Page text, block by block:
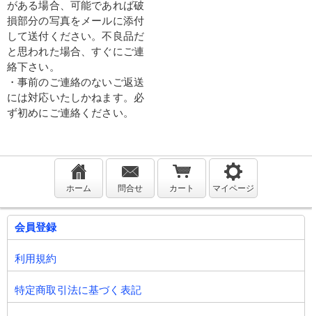
がある場合、可能であれば破
損部分の写真をメールに添付
して送付ください。不良品だ
と思われた場合、すぐにご連
絡下さい。
・事前のご連絡のないご返送
には対応いたしかねます。必
ず初めにご連絡ください。
ホーム 問合せ カート マイページ
会員登録
利用規約
特定商取引法に基づく表記